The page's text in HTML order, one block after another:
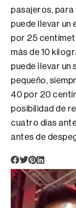
pasajeros,
puede llevar un
por 25
más de 10
puede llevar un
pequeño,
40 por 20
posibilidad de
cuatro días
antes de